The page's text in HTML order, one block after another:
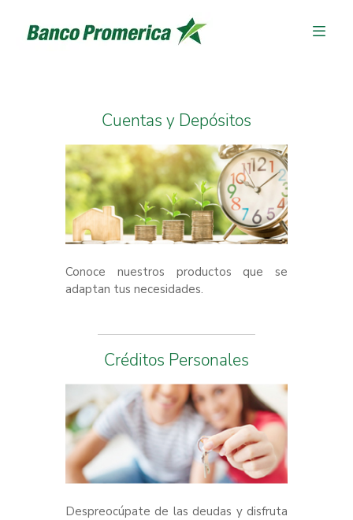
Cuentas y Depósitos
Conoce nuestros productos que se
adaptan tus necesidades.
Créditos Personales
Despreocúpate de las deudas y disfruta